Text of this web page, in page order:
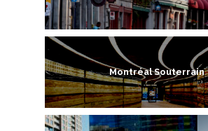
Montréal Souterrain